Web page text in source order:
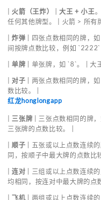
火箭（王炸） |大王 + 小王
任何其他牌型。 | 火箭 > 所有
|炸弹 | 四张点数相同的牌，
间按牌点数比较，例如 `2222`
|单牌 | 单张牌，如 `8`。 | 大
对子 | 两张点数相同的牌，
数比较。 |
红龙honglongapp
三张牌 | 三张点数相同的牌
三张牌的点数比较。 |
|顺子 | 五张或以上点数连续
同，按顺子中最大牌的点数比
|连对 | 三组或以上点数连续
均相同，按连对中最大牌的点
飞机| 两组或以上点数连续